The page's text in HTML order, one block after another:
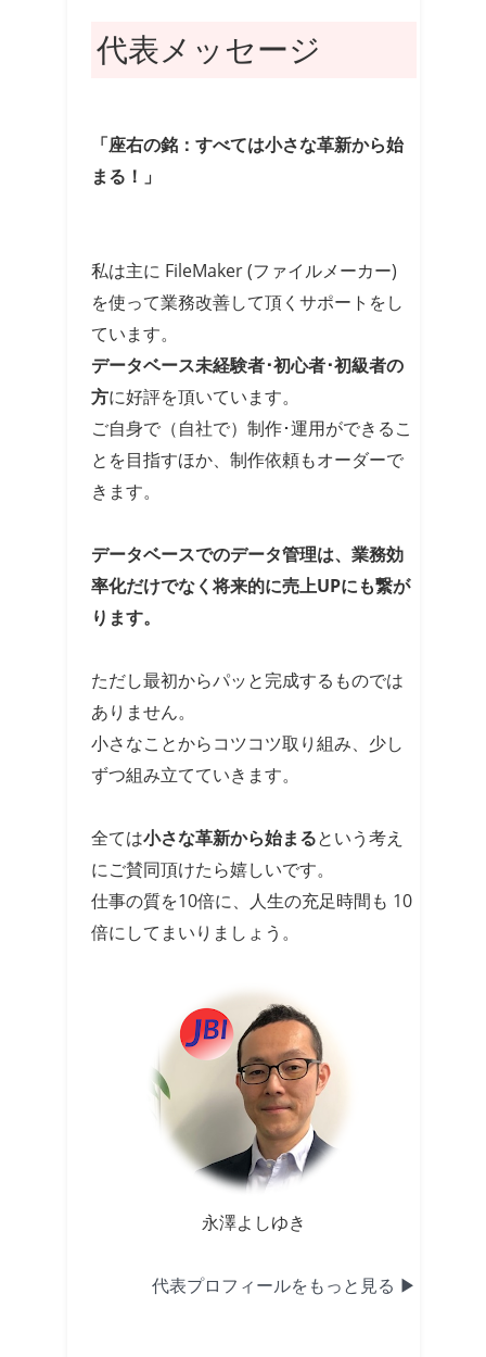
代表メッセージ
「座右の銘：すべては小さな革新から始
まる！」
私は主に FileMaker (ファイルメーカー)
を使って業務改善して頂くサポートをし
ています。
データベース未経験者･初心者･初級者の
方に好評を頂いています。
ご自身で（自社で）制作･運用ができるこ
とを目指すほか、制作依頼もオーダーで
きます。
データベースでのデータ管理は、業務効
率化だけでなく将来的に売上UPにも繋が
ります。
ただし最初からパッと完成するものでは
ありません。
小さなことからコツコツ取り組み、少し
ずつ組み立てていきます。
全ては小さな革新から始まるという考え
にご賛同頂けたら嬉しいです。
仕事の質を10倍に、人生の充足時間も 10
倍にしてまいりましょう。
永澤よしゆき
代表プロフィールをもっと見る ▶